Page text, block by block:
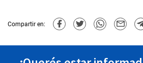
Compartir en: